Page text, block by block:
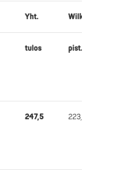
Yht. Wilks
tulos pist.
247,5 223,96